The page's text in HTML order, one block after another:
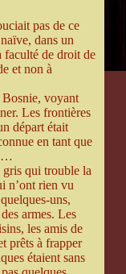
pas de ce
dans un
faculté de droit de
et non à
Bosnie, voyant
Les frontières
départ était
en tant que
qui trouble la
n’ont rien vu
uns,
armes. Les
les amis de
prêts à frapper
étaient sans